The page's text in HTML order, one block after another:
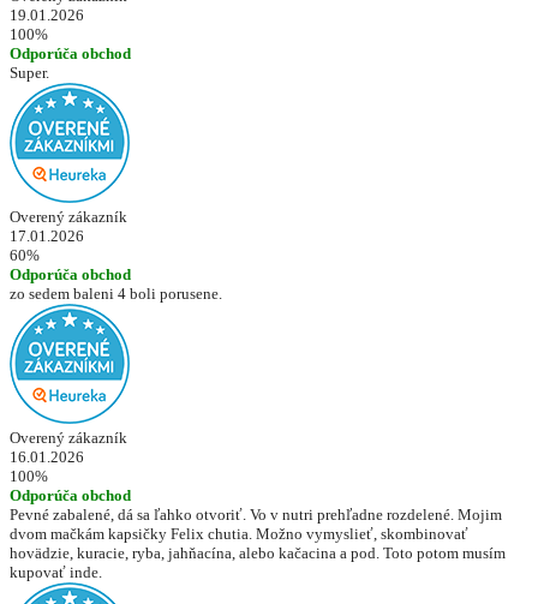
19.01.2026
100%
Odporúča obchod
Super.
Overený zákazník
17.01.2026
60%
Odporúča obchod
zo sedem baleni 4 boli porusene.
Overený zákazník
16.01.2026
100%
Odporúča obchod
Pevné zabalené, dá sa ľahko otvoriť. Vo v nutri prehľadne rozdelené. Mojim
dvom mačkám kapsičky Felix chutia. Možno vymyslieť, skombinovať
hovädzie, kuracie, ryba, jahňacína, alebo kačacina a pod. Toto potom musím
kupovať inde.